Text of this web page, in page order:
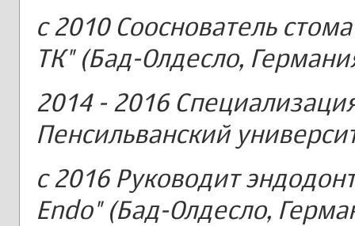
с 2010 Сооснователь
ТК" (Бад-Олдесло,
2014 - 2016
Пенсильванский
с 2016 Руководит
Endo" (Бад-Олдесло,